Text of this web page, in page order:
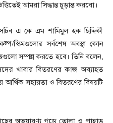
আমরা সিদ্ধান্ত চূড়ান্ত করবো।
সচিব এ কে এম শামিমুল হক ছিদ্দিকী
স্কিমগুলোর সর্বশেষ অবস্থা কোন
সম্পন্ন করতে হবে। তিনি বলেন,
খাবার বিতরণের কাজ অব্যাহত
আর্থিক সহায়তা ও বিতরণের বিষয়টি
অভয়ারণ্য গড়ে তোলা ও পাহাড়